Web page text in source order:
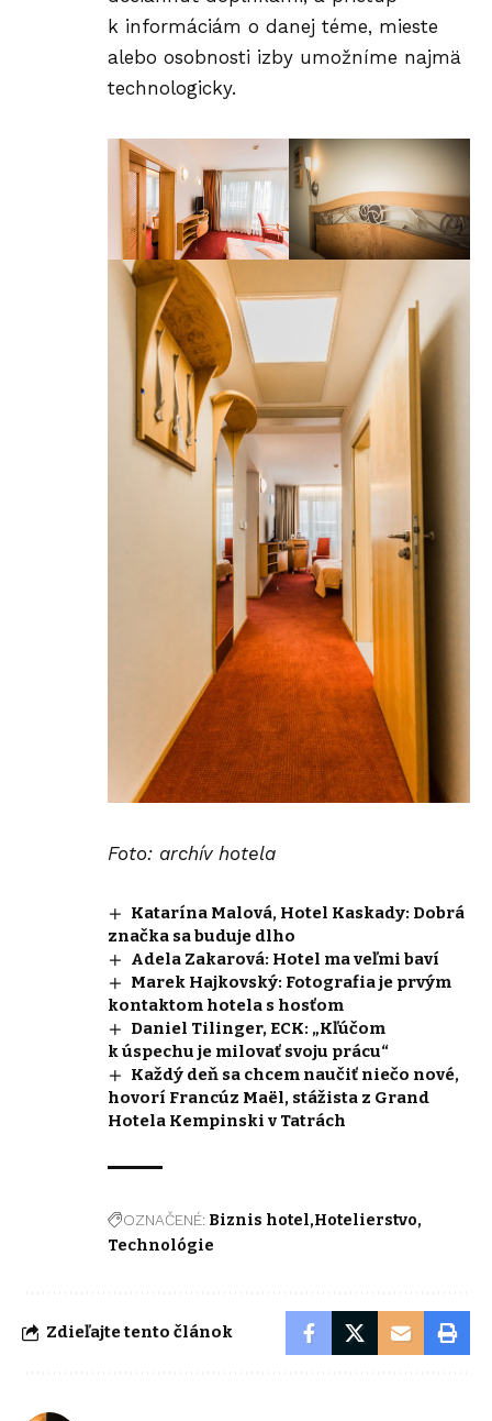
k informáciám o danej téme, mieste
alebo osobnosti izby umožníme najmä
technologicky.
Foto: archív hotela
Katarína Malová, Hotel Kaskady: Dobrá
značka sa buduje dlho
Adela Zakarová: Hotel ma veľmi baví
Marek Hajkovský: Fotografia je prvým
kontaktom hotela s hosťom
Daniel Tilinger, ECK: „Kľúčom
k úspechu je milovať svoju prácu“
Každý deň sa chcem naučiť niečo nové,
hovorí Francúz Maël, stážista z Grand
Hotela Kempinski v Tatrách
OZNAČENÉ: Biznis hotel Hotelierstvo
Technológie
Zdieľajte tento článok